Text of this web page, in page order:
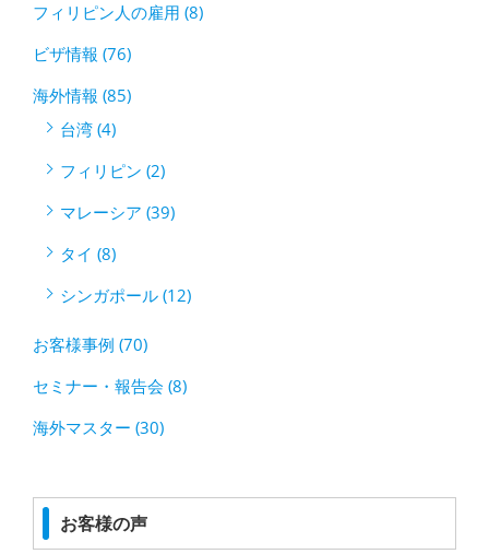
フィリピン人の雇用 (8)
ビザ情報 (76)
海外情報 (85)
台湾 (4)
フィリピン (2)
マレーシア (39)
タイ (8)
シンガポール (12)
お客様事例 (70)
セミナー・報告会 (8)
海外マスター (30)
お客様の声